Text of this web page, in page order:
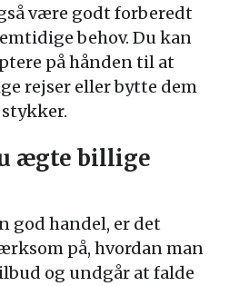
være godt forberedt
behov. Du kan
på hånden til at
rejser eller bytte dem
ægte billige
god handel, er det
på, hvordan man
og undgår at falde